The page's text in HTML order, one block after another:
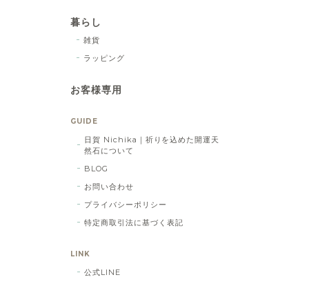
暮らし
雑貨
ラッピング
お客様専用
GUIDE
日賀 Nichika｜祈りを込めた開運天
然石について
BLOG
お問い合わせ
プライバシーポリシー
特定商取引法に基づく表記
LINK
公式LINE